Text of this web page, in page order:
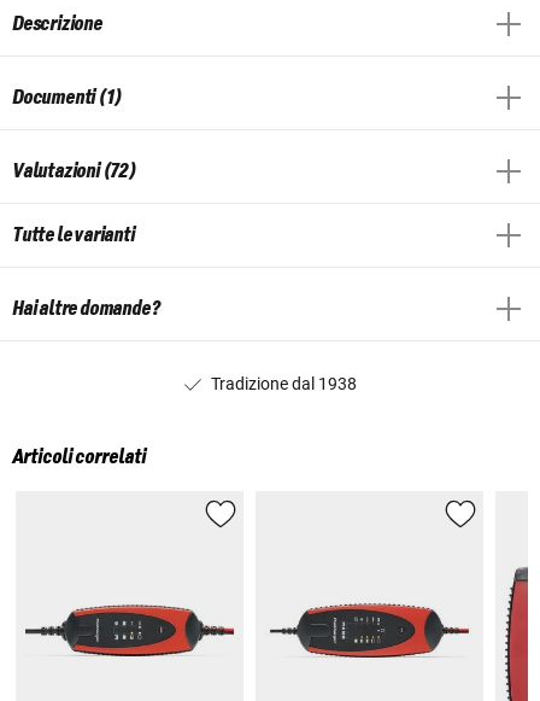
Descrizione
Documenti (1)
Valutazioni (72)
Tutte le varianti
Hai altre domande?
Tradizione dal 1938
Articoli correlati